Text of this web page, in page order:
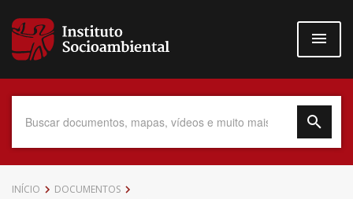
para
conteúdo
Data do Documento
INÍCIO
DOCUMENTOS